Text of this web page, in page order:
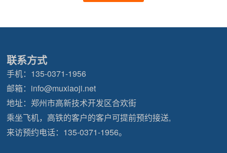
联系方式
手机： 135-0371-1956
邮箱： info@muxiaoji.net
地址：郑州市高新技术开发区合欢街
乘坐飞机，高铁的客户的客户可提前预约接送,
来访预约电话： 135-0371-1956。